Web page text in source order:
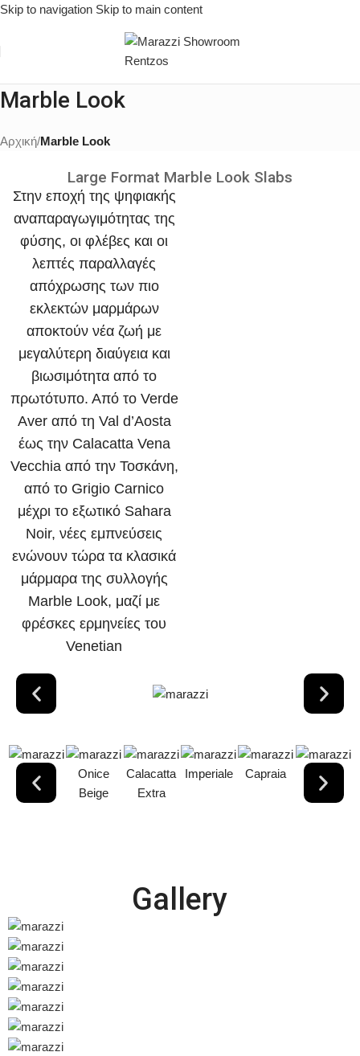
Skip to navigation Skip to main content
Marble Look
Αρχική/Marble Look
Large Format Marble Look Slabs
Στην εποχή της ψηφιακής
αναπαραγωγιμότητας της
φύσης, οι φλέβες και οι
λεπτές παραλλαγές
απόχρωσης των πιο
εκλεκτών μαρμάρων
αποκτούν νέα ζωή με
μεγαλύτερη διαύγεια και
βιωσιμότητα από το
πρωτότυπο. Από το Verde
Aver από τη Val d’Aosta
έως την Calacatta Vena
Vecchia από την Τοσκάνη,
από το Grigio Carnico
μέχρι το εξωτικό Sahara
Noir, νέες εμπνεύσεις
ενώνουν τώρα τα κλασικά
μάρμαρα της συλλογής
Marble Look, μαζί με
φρέσκες ερμηνείες του
Venetian
Onice
Avorio
Onice
Beige
Calacatta
Extra
Imperiale Capraia
Verde
Aver
Gallery